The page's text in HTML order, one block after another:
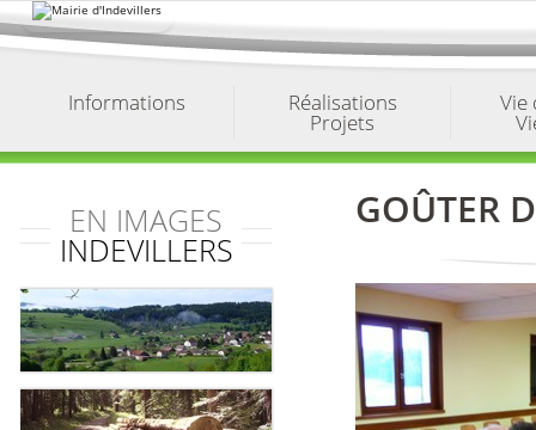
au
contenu.
Informations Réalisations
Projets
Vie
EN IMAGES
INDEVILLERS
GOÛTER